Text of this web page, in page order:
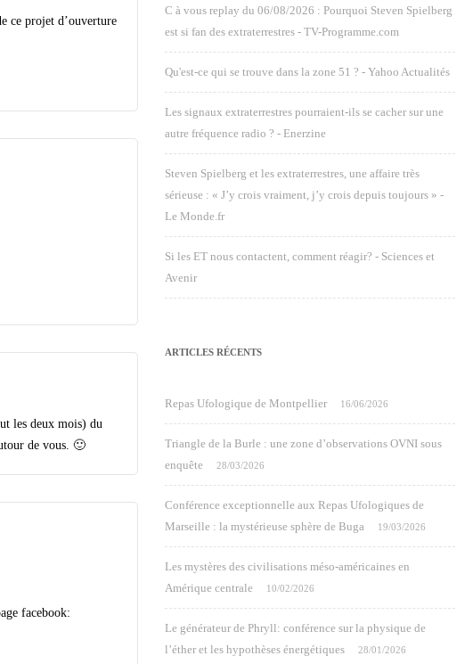
ce projet d’ouverture
les deux mois) du
de vous. 🙂
facebook:
C à vous replay du 06/08/2026 : Pourquoi Steven Spielberg
est si fan des extraterrestres - TV-Programme.com
Qu'est-ce qui se trouve dans la zone 51 ? - Yahoo Actualités
Les signaux extraterrestres pourraient-ils se cacher sur une
autre fréquence radio ? - Enerzine
Steven Spielberg et les extraterrestres, une affaire très
sérieuse : « J’y crois vraiment, j’y crois depuis toujours » -
Le Monde.fr
Si les ET nous contactent, comment réagir? - Sciences et
Avenir
ARTICLES RÉCENTS
Repas Ufologique de Montpellier 16/06/2026
Triangle de la Burle : une zone d’observations OVNI sous
enquête
28/03/2026
Conférence exceptionnelle aux Repas Ufologiques de
Marseille : la mystérieuse sphère de Buga
19/03/2026
Les mystères des civilisations méso-américaines en
Amérique centrale
10/02/2026
Le générateur de Phryll: conférence sur la physique de
l’éther et les hypothèses énergétiques
28/01/2026